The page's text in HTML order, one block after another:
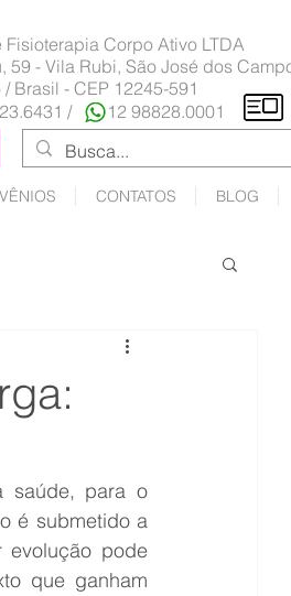
Corpo Ativo LTDA
59 - Vila Rubi, São José dos
Brasil - CEP 12245-591
/
12 98828.0001
CONTATOS BLOG
saúde, para o
é submetido a
evolução pode
que ganham